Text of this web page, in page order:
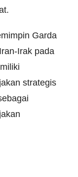
Garda
Irak pada
strategis